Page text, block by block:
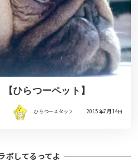
ひらつーペット】
ひらつースタッフ 2015年7月14日
ボしてるってよ